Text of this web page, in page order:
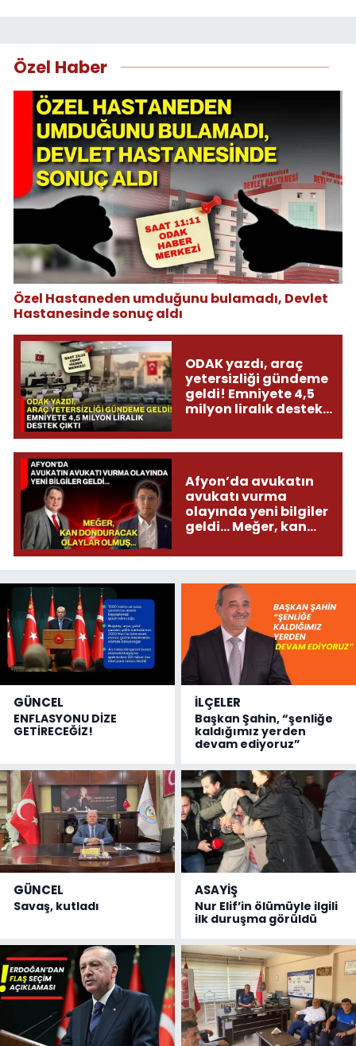
Özel Haber
Özel Hastaneden umduğunu bulamadı, Devlet
Hastanesinde sonuç aldı
ODAK yazdı, araç
yetersizliği gündeme
geldi! Emniyete 4,5
milyon liralık destek
Afyon’da avukatın
avukatı vurma
olayında yeni bilgiler
geldi... Meğer, kan
olmuş...
GÜNCEL
ENFLASYONU DİZE
GETİRECEĞİZ!
İLÇELER
Başkan Şahin, “şenliğe
kaldığımız yerden
devam ediyoruz”
GÜNCEL
Savaş, kutladı
ASAYİŞ
Nur Elif’in ölümüyle ilgili
ilk duruşma görüldü